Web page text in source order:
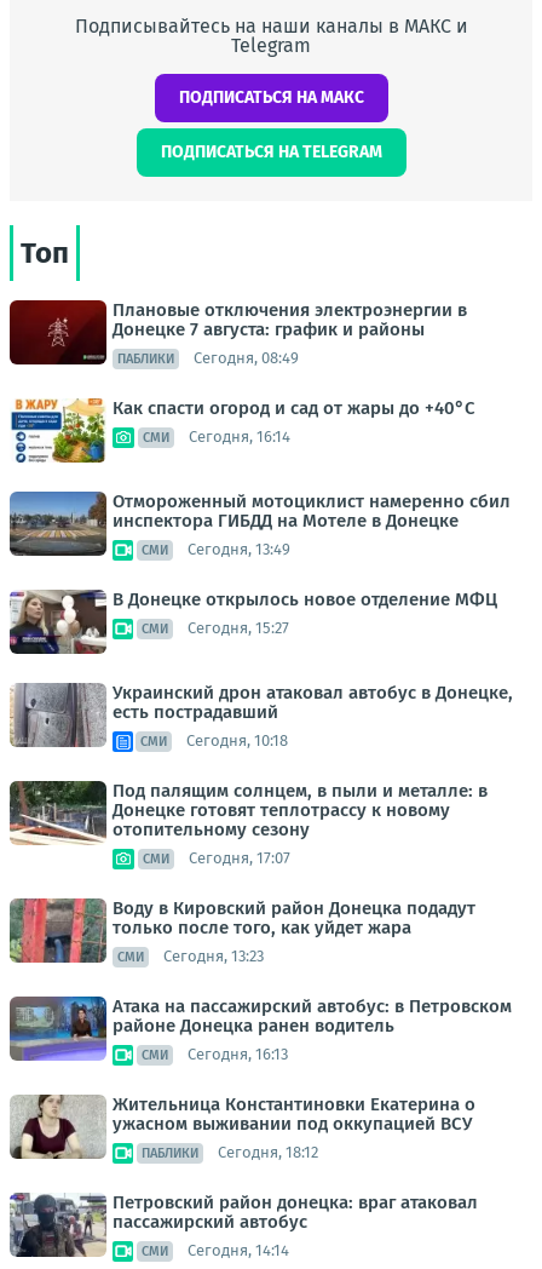
Подписывайтесь на наши каналы в МАКС и
Telegram
ПОДПИСАТЬСЯ НА МАКС
ПОДПИСАТЬСЯ НА TELEGRAM
Топ
Плановые отключения электроэнергии в
Донецке 7 августа: график и районы
ПАБЛИКИ Сегодня, 08:49
Как спасти огород и сад от жары до +40°C
СМИ Сегодня, 16:14
Отмороженный мотоциклист намеренно сбил
инспектора ГИБДД на Мотеле в Донецке
СМИ Сегодня, 13:49
В Донецке открылось новое отделение МФЦ
СМИ Сегодня, 15:27
Украинский дрон атаковал автобус в Донецке,
есть пострадавший
СМИ Сегодня, 10:18
Под палящим солнцем, в пыли и металле: в
Донецке готовят теплотрассу к новому
отопительному сезону
СМИ Сегодня, 17:07
Воду в Кировский район Донецка подадут
только после того, как уйдет жара
СМИ Сегодня, 13:23
Атака на пассажирский автобус: в Петровском
районе Донецка ранен водитель
СМИ Сегодня, 16:13
Жительница Константиновки Екатерина о
ужасном выживании под оккупацией ВСУ
ПАБЛИКИ Сегодня, 18:12
Петровский район донецка: враг атаковал
пассажирский автобус
СМИ Сегодня, 14:14